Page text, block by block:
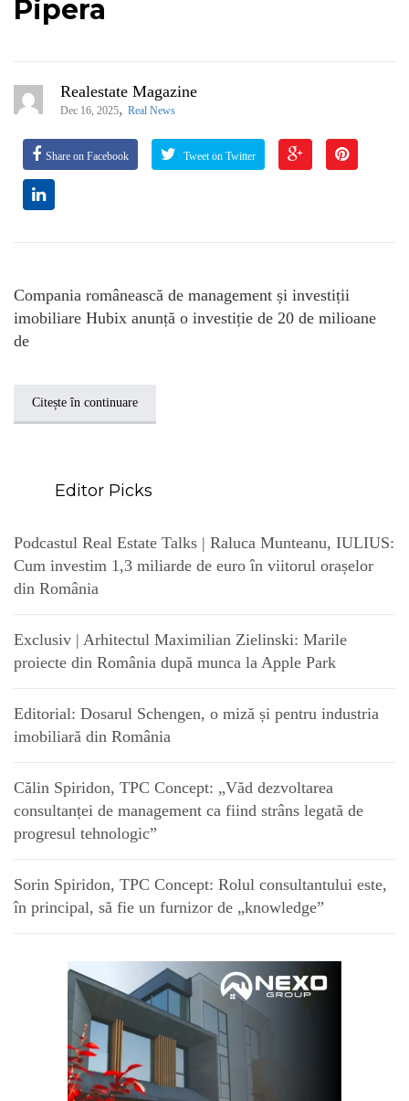
Pipera
Realestate Magazine
Dec 16, 2025, Real News
Share on Facebook Tweet on Twitter
Compania românească de management și investiții
imobiliare Hubix anunță o investiție de 20 de milioane
de
Citește în continuare
Editor Picks
Podcastul Real Estate Talks | Raluca Munteanu, IULIUS:
Cum investim 1,3 miliarde de euro în viitorul orașelor
din România
Exclusiv | Arhitectul Maximilian Zielinski: Marile
proiecte din România după munca la Apple Park
Editorial: Dosarul Schengen, o miză și pentru industria
imobiliară din România
Călin Spiridon, TPC Concept: „Văd dezvoltarea
consultanței de management ca fiind strâns legată de
progresul tehnologic”
Sorin Spiridon, TPC Concept: Rolul consultantului este,
în principal, să fie un furnizor de „knowledge”